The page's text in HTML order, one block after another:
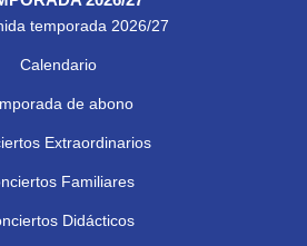
temporada 2026/27
Calendario
de abono
Extraordinarios
Familiares
Didácticos